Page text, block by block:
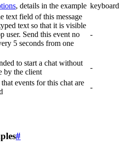
, details in the example keyboard
text field of this message
text so that it is visible
user. Send this event no
5 seconds from one
-
to start a chat without
by the client
-
events for this chat are
-
#